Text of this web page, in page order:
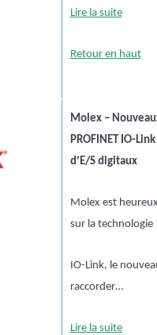
Lire la suite
Retour en haut
Molex –
PROFINET IO-
d’E/S digitaux
Molex est
sur la technologie
IO-Link, le
raccorder…
Lire la suite